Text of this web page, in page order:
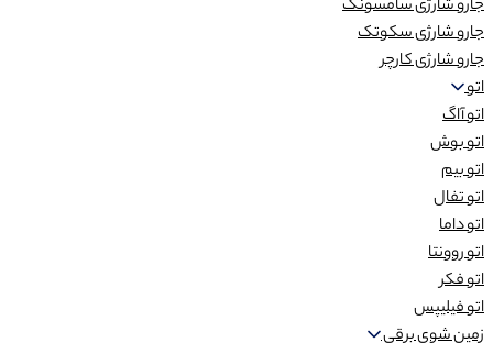
جارو شارژی سامسونگ
جارو شارژی سکوتک
جارو شارژی کارچر
اتو
اتو آاگ
اتو بوش
اتو بیم
اتو تفال
اتو داما
اتو روونتا
اتو فکر
اتو فیلیپس
زمین شوی برقی